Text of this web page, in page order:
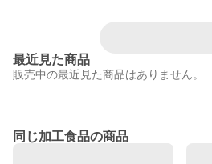
最近見た商品
販売中の最近見た商品はありません。
同じ加工食品の商品